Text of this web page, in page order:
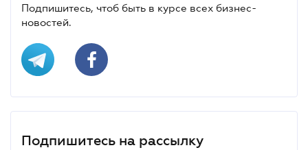
Подпишитесь, чтоб быть в курсе всех бизнес-
новостей.
Подпишитесь на рассылку